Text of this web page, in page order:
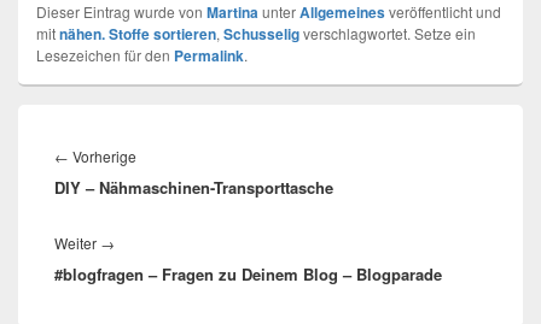
Dieser Eintrag wurde von MartinaunterAllgemeinesveröffentlicht und
mitnähen. Stoffe sortieren, Schusseligverschlagwortet. Setze ein
Lesezeichen für den Permalink.
← Vorherige
Beitrag:
DIY – Nähmaschinen-Transporttasche
Weiter →
Beitrag:
#blogfragen – Fragen zu Deinem Blog – Blogparade